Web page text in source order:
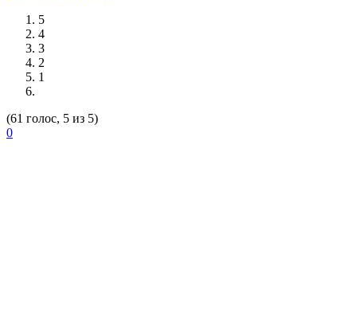
5
4
3
2
1
(61 голос, 5 из 5)
0